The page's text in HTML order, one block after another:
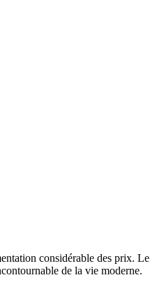
considérable des prix. Le
de la vie moderne.